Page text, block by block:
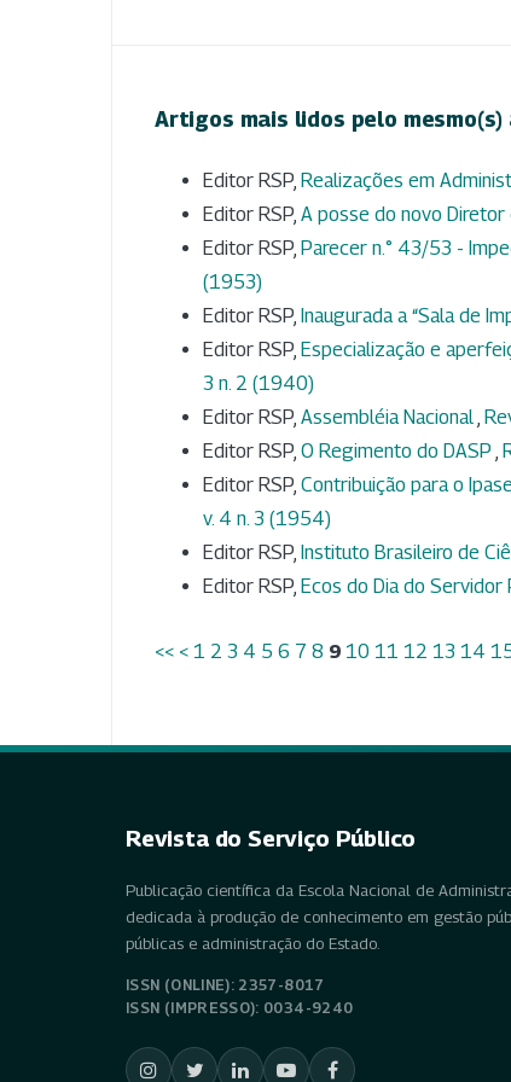
Artigos mais lidos pelo
Editor RSP, Realizações em
Editor RSP, A posse do novo Diretor
Editor RSP, Parecer n.° 43/53 -
(1953)
Editor RSP, Inaugurada a “Sala de
Editor RSP, Especialização e
3 n. 2 (1940)
Editor RSP, Assembléia Nacional,
Editor RSP, O Regimento do DASP ,
Editor RSP, Contribuição para o
v. 4 n. 3 (1954)
Editor RSP, Instituto Brasileiro de
Editor RSP, Ecos do Dia do Servidor
<< < 1 2 3 4 5 6 7 8 9 10 11 12 13 14
Revista do Serviço Público
Publicação científica da Escola Nacional de
dedicada à produção de conhecimento em gestão
públicas e administração do Estado.
ISSN (ONLINE): 2357-8017
ISSN (IMPRESSO): 0034-9240